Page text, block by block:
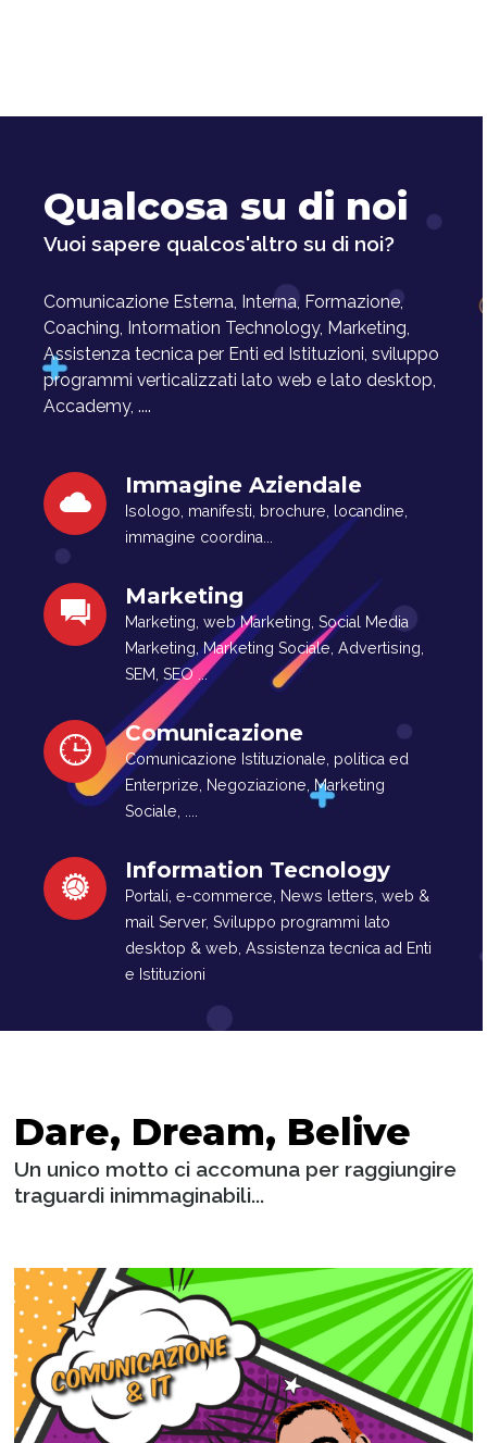
Qualcosa su di noi
Vuoi sapere qualcos'altro su di noi?
Comunicazione Esterna, Interna, Formazione,
Coaching, Intormation Technology, Marketing,
Assistenza tecnica per Enti ed Istituzioni, sviluppo
programmi verticalizzati lato web e lato desktop,
Accademy, ....
Immagine Aziendale
Isologo, manifesti, brochure, locandine,
immagine coordina...
Marketing
Marketing, web Marketing, Social Media
Marketing, Marketing Sociale, Advertising,
SEM, SEO ...
Comunicazione
Comunicazione Istituzionale, politica ed
Enterprize, Negoziazione, Marketing
Sociale, ....
Information Tecnology
Portali, e-commerce, News letters, web &
mail Server, Sviluppo programmi lato
desktop & web, Assistenza tecnica ad Enti
e Istituzioni
Dare, Dream, Belive
Un unico motto ci accomuna per raggiungire
traguardi inimmaginabili...